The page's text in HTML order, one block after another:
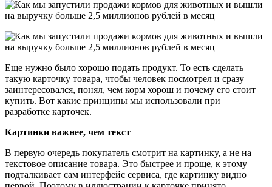
Еще нужно было хорошо подать продукт. То есть сделать
такую карточку товара, чтобы человек посмотрел и сразу
заинтересовался, понял, чем корм хорош и почему его стоит
купить. Вот какие принципы мы использовали при
разработке карточек.
Картинки важнее, чем текст
В первую очередь покупатель смотрит на картинку, а не на
текстовое описание товара. Это быстрее и проще, к этому
подталкивает сам интерфейс сервиса, где картинку видно